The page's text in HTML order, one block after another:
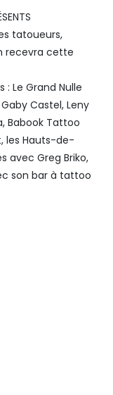
tatoueurs,
recevra cette
Le Grand Nulle
Castel, Leny
Babook Tattoo
les Hauts-de-
avec Greg Briko,
son bar à tattoo